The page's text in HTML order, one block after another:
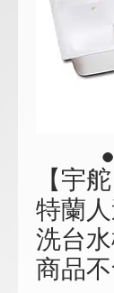
【宇
特蘭
洗台
商品